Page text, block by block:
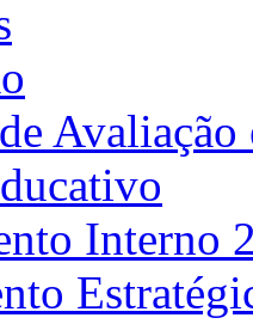
Interno